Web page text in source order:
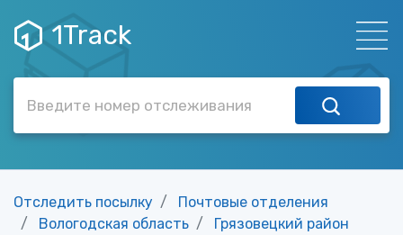
1Track
Отследить посылку
Почтовые отделения
Вологодская область
Грязовецкий район